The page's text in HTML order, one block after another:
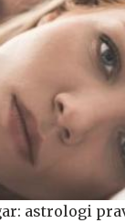
astrologi